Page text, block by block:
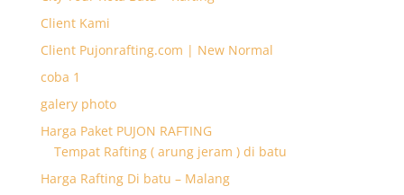
Client Kami
Client Pujonrafting.com | New Normal
coba 1
galery photo
Harga Paket PUJON RAFTING
Tempat Rafting ( arung jeram ) di batu
Harga Rafting Di batu – Malang